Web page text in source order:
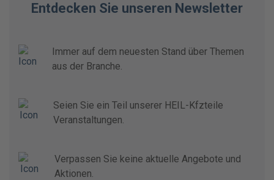
Entdecken Sie unseren Newsletter
Immer auf dem neuesten Stand über Themen
aus der Branche.
Seien Sie ein Teil unserer HEIL-Kfzteile
Veranstaltungen.
Verpassen Sie keine aktuelle Angebote und
Aktionen.